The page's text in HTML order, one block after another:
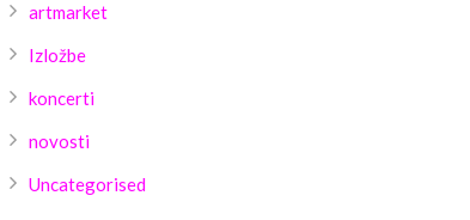
artmarket
Izložbe
koncerti
novosti
Uncategorised